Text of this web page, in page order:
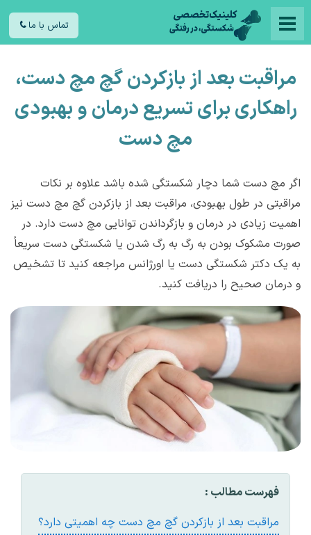
تماس با ما
مراقبت بعد از بازکردن گچ مچ دست،
راهکاری برای تسریع درمان و بهبودی
مچ دست
اگر مچ دست شما دچار شکستگی شده باشد علاوه بر نکات
مراقبتی در طول بهبودی، مراقبت بعد از بازکردن گچ مچ دست نیز
اهمیت زیادی در درمان و بازگرداندن توانایی مچ دست دارد. در
صورت مشکوک بودن به رگ به رگ شدن یا شکستگی دست سریعاً
به یک دکتر شکستگی دست یا اورژانس مراجعه کنید تا تشخیص
و درمان صحیح را دریافت کنید.
فهرست مطالب :
مراقبت بعد از بازکردن گچ مچ دست چه اهميتی دارد؟